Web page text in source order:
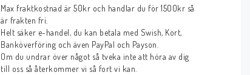
Max fraktkostnad är 50kr och handlar du för 1500kr så
är frakten fri.
Helt säker e-handel, du kan betala med Swish, Kort,
Banköverföring och även PayPal och Payson.
Om du undrar över något så tveka inte att höra av dig
till oss så återkommer vi så fort vi kan.